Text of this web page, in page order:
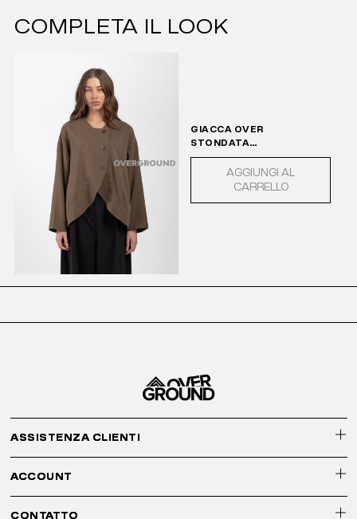
COMPLETA IL LOOK
GIACCA OVER
STONDATA
DAVANTI
AGGIUNGI AL
CARRELLO
ASSISTENZA CLIENTI
ACCOUNT
CONTATTO